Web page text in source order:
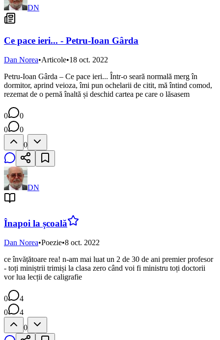
DN
Ce pace ieri... - Petru-Ioan Gârda
Dan Norea•Articole•18 oct. 2022
Petru-Ioan Gârda – Ce pace ieri... Într-o seară normală merg în
dormitor, aprind veioza, îmi pun ochelarii de citit, mă întind comod,
rezemat de o pernă înaltă și deschid cartea pe care o lăsasem
0
0
0
0
0
DN
Înapoi la școală
Dan Norea•Poezie•8 oct. 2022
ce învățătoare rea! n-am mai luat un 2 de 30 de ani premier profesor
- toți miniștrii trimiși la clasa zero când voi fi ministru toți doctorii
vor lua lecții de caligrafie
0
4
0
4
0